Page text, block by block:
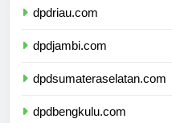
dpdriau.com
dpdjambi.com
dpdsumateraselatan.com
dpdbengkulu.com